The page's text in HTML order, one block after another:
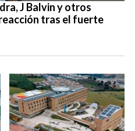
J Balvin y otros
tras el fuerte